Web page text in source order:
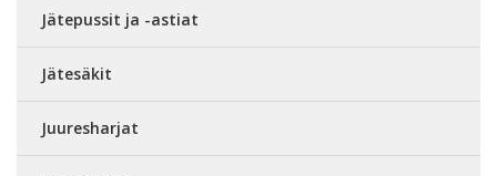
Jätepussit ja -astiat
Jätesäkit
Juuresharjat